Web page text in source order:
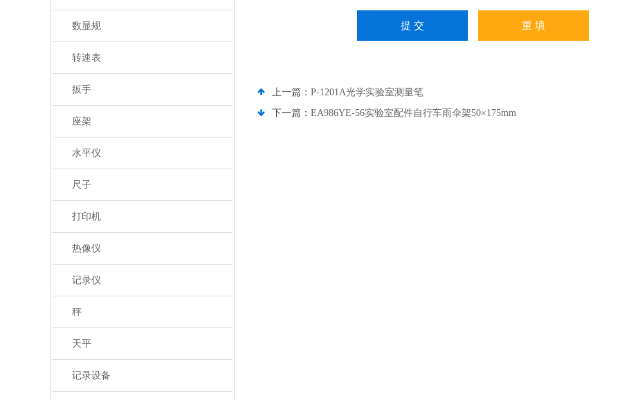
数显规
转速表
扳手
座架
水平仪
尺子
打印机
热像仪
记录仪
秤
天平
记录设备
上一篇： P-1201A光学实验室测量笔
下一篇： EA986YE-56实验室配件自行车雨伞架50×175mm